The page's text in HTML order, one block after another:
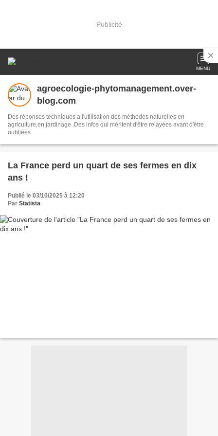
Publicité
MENU
agroecologie-phytomanagement.over-
blog.com
Des réponses techniques a l'utilisation des méthodes naturelles en
agriculture,en jardinage .Des infos qui méritent d'être relayées avant d'être
oubliées
La France perd un quart de ses fermes en dix
ans !
Publié le 03/10/2025 à 12:20
Par Statista